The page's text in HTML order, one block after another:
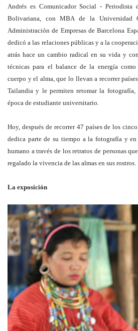
Andrés es Comunicador Social - Periodista
Bolivariana, con MBA de la
Administración de Empresas de Barcelona
dedicó a las relaciones públicas y a la
atrás hace un cambio radical en su vida y
técnicas para el balance de la energía
cuerpo y el alma, que lo llevan a recorrer
Tailandia y le permiten retomar la fotografía,
época de estudiante universitario.
Hoy, después de recorrer 47 países de los
dedica parte de su tiempo a la fotografía y
humano a través de los retratos de personas
regalado la vivencia de las almas en sus rostros.
La exposición